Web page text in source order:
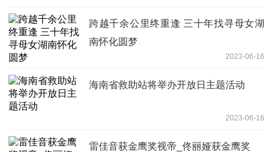
跨越千余公里终重逢 三十年找寻母女湖
南怀化圆梦
2023-06-16
海南省救助站将举办开放日主题活动
2023-06-16
雷佳音获金鹰奖视帝_佟丽娅获金鹰奖